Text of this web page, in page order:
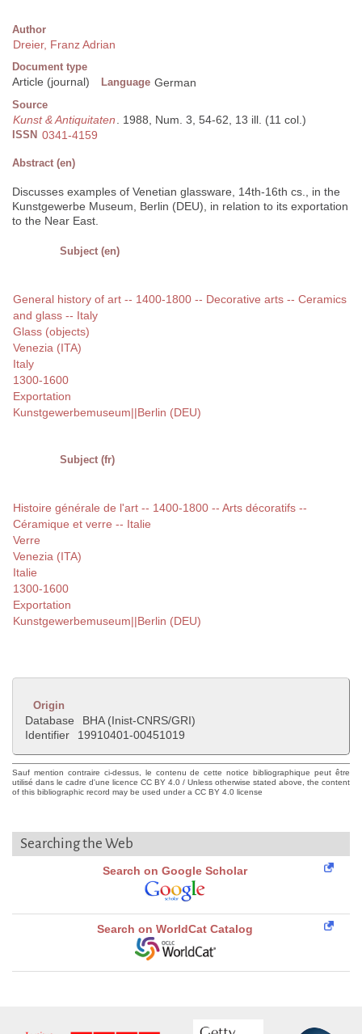
Author
Dreier, Franz Adrian
Document type
Article (journal) Language German
Source
Kunst & Antiquitaten. 1988, Num. 3, 54-62, 13 ill. (11 col.)
ISSN 0341-4159
Abstract (en)
Discusses examples of Venetian glassware, 14th-16th cs., in the
Kunstgewerbe Museum, Berlin (DEU), in relation to its exportation
to the Near East.
Subject (en)
General history of art -- 1400-1800 -- Decorative arts -- Ceramics
and glass -- Italy
Glass (objects)
Venezia (ITA)
Italy
1300-1600
Exportation
Kunstgewerbemuseum||Berlin (DEU)
Subject (fr)
Histoire générale de l'art -- 1400-1800 -- Arts décoratifs --
Céramique et verre -- Italie
Verre
Venezia (ITA)
Italie
1300-1600
Exportation
Kunstgewerbemuseum||Berlin (DEU)
Origin
Database
BHA (Inist-CNRS/GRI)
Identifier
19910401-00451019
Sauf mention contraire ci-dessus, le contenu de cette notice bibliographique peut être
utilisé dans le cadre d'une licence CC BY 4.0 / Unless otherwise stated above, the content
of this bibliographic record may be used under a CC BY 4.0 license
Searching the Web
Search on Google Scholar
Search on WorldCat Catalog